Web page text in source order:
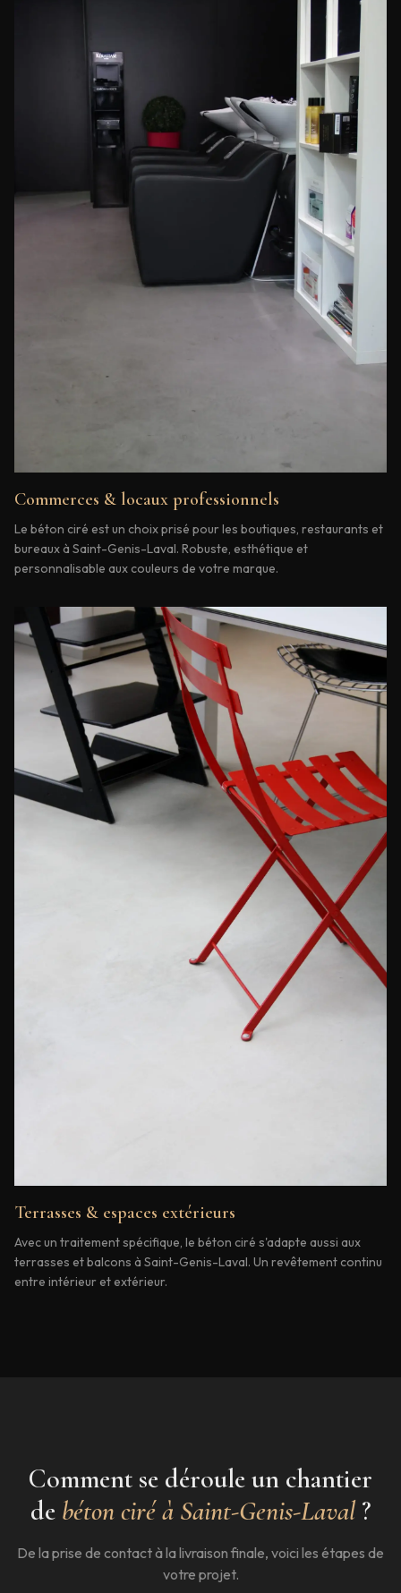
Commerces & locaux professionnels
Le béton ciré est un choix prisé pour les boutiques, restaurants et
bureaux à Saint-Genis-Laval. Robuste, esthétique et
personnalisable aux couleurs de votre marque.
Terrasses & espaces extérieurs
Avec un traitement spécifique, le béton ciré s'adapte aussi aux
terrasses et balcons à Saint-Genis-Laval. Un revêtement continu
entre intérieur et extérieur.
Comment se déroule un chantier
de béton ciré à Saint-Genis-Laval?
De la prise de contact à la livraison finale, voici les étapes de
votre projet.